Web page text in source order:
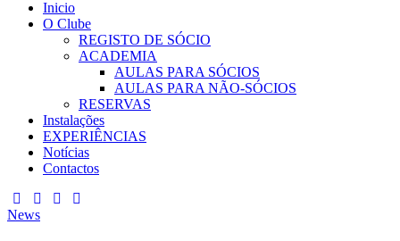
Inicio
O Clube
REGISTO DE SÓCIO
ACADEMIA
AULAS PARA SÓCIOS
AULAS PARA NÃO-SÓCIOS
RESERVAS
Instalações
EXPERIÊNCIAS
Notícias
Contactos
News